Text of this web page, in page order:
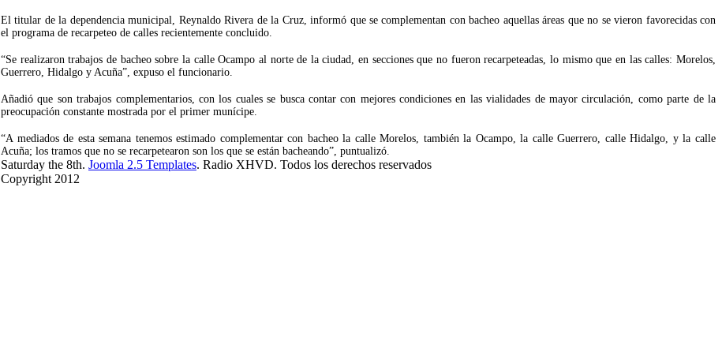
El titular de la dependencia municipal, Reynaldo Rivera de la Cruz, informó que se complementan con bacheo aquellas áreas que no se vieron favorecidas con
el programa de recarpeteo de calles recientemente concluido.
“Se realizaron trabajos de bacheo sobre la calle Ocampo al norte de la ciudad, en secciones que no fueron recarpeteadas, lo mismo que en las calles: Morelos,
Guerrero, Hidalgo y Acuña”, expuso el funcionario.
Añadió que son trabajos complementarios, con los cuales se busca contar con mejores condiciones en las vialidades de mayor circulación, como parte de la
preocupación constante mostrada por el primer munícipe.
“A mediados de esta semana tenemos estimado complementar con bacheo la calle Morelos, también la Ocampo, la calle Guerrero, calle Hidalgo, y la calle
Acuña; los tramos que no se recarpetearon son los que se están bacheando”, puntualizó.
Saturday the 8th. Joomla 2.5 Templates. Radio XHVD. Todos los derechos reservados
Copyright 2012